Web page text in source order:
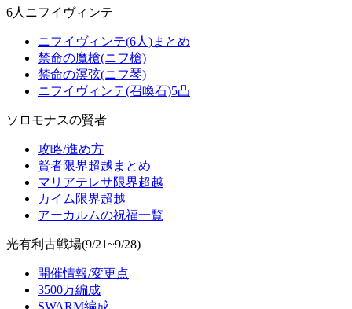
6人ニフイヴィンテ
ニフイヴィンテ(6人)まとめ
禁命の魔槍(ニフ槍)
禁命の溟弦(ニフ琴)
ニフイヴィンテ(召喚石)5凸
ソロモナスの賢者
攻略/進め方
賢者限界超越まとめ
マリアテレサ限界超越
カイム限界超越
アーカルムの祝福一覧
光有利古戦場(9/21~9/28)
開催情報/変更点
3500万編成
SWARM編成